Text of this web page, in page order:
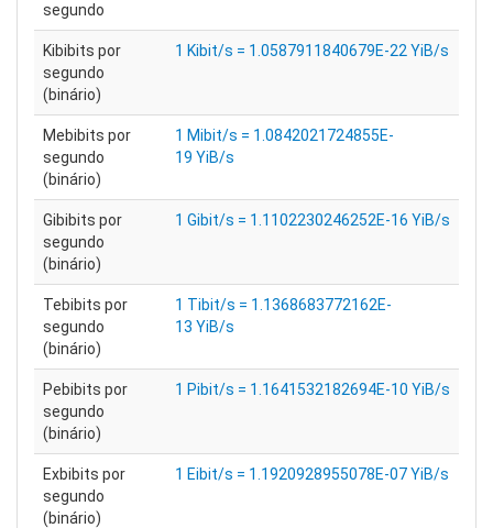
segundo
Kibibits por
segundo
(binário)
1 Kibit/s = 1.0587911840679E-22 YiB/s
Mebibits por
segundo
(binário)
1 Mibit/s = 1.0842021724855E-
19 YiB/s
Gibibits por
segundo
(binário)
1 Gibit/s = 1.1102230246252E-16 YiB/s
Tebibits por
segundo
(binário)
1 Tibit/s = 1.1368683772162E-
13 YiB/s
Pebibits por
segundo
(binário)
1 Pibit/s = 1.1641532182694E-10 YiB/s
Exbibits por
segundo
(binário)
1 Eibit/s = 1.1920928955078E-07 YiB/s